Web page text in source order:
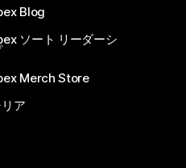
Blog
ソート リーダーシ
Merch Store
ア